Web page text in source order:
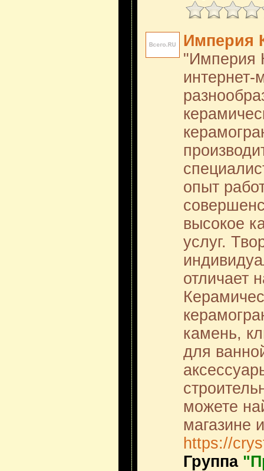
Империя
"Империя
интернет-
опыт
высокое
услуг.
отличает
камень,
для
можете
магазине
https://
Группа